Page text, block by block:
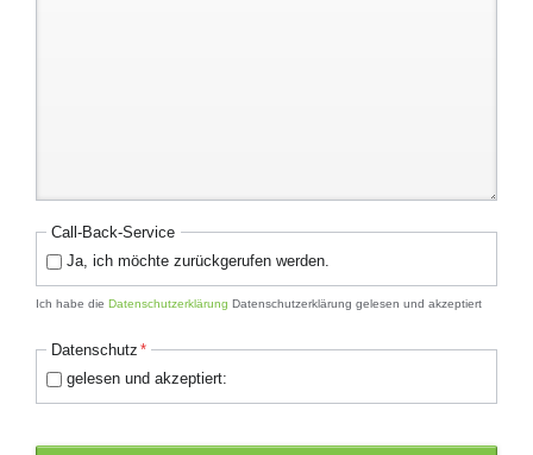
Call-Back-Service
Ja, ich möchte zurückgerufen werden.
Ich habe die Datenschutzerklärung Datenschutzerklärung gelesen und akzeptiert
Pflichtfeld
Datenschutz *
gelesen und akzeptiert: